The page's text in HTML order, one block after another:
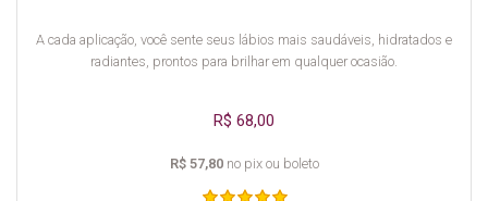
A cada aplicação, você sente seus lábios mais saudáveis, hidratados e
radiantes, prontos para brilhar em qualquer ocasião.
R$ 68,00
R$ 57,80no pix ou boleto